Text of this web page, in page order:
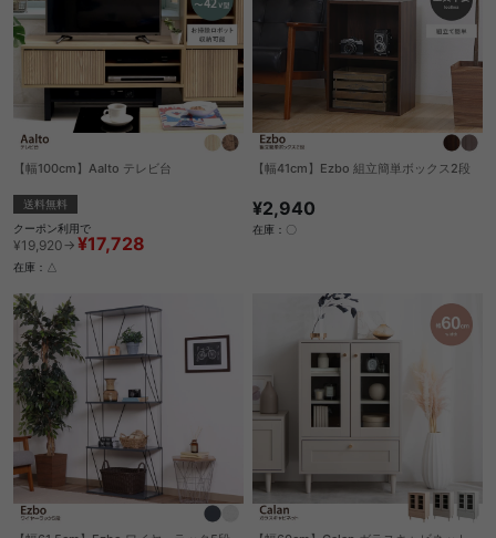
【幅100cm】Aalto テレビ台
送料無料
クーポン利用で
¥19,920→ ¥17,728
在庫：△
【幅41cm】Ezbo 組立簡単ボックス2段
¥2,940
在庫：〇